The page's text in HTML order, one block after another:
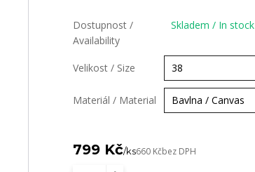
Dostupnost /
Availability
Skladem / In stock
Velikost / Size
Materiál / Material
799 Kč/ks660 Kčbez DPH